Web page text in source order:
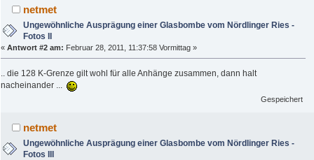
netmet
Ungewöhnliche Ausprägung einer Glasbombe vom Nördlinger Ries -
Fotos II
« Antwort #2 am: Februar 28, 2011, 11:37:58 Vormittag »
.. die 128 K-Grenze gilt wohl für alle Anhänge zusammen, dann halt
nacheinander ...
Gespeichert
netmet
Ungewöhnliche Ausprägung einer Glasbombe vom Nördlinger Ries -
Fotos III